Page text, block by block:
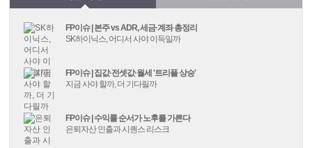
FP이슈 | 본주 vs ADR, 세금·계좌 총정리
SK하이닉스, 어디서 사야 이득일까
FP이슈 | 집값·전셋값·월세 '트리플 상승'
지금 사야 할까, 더 기다릴까
FP이슈 | 수익률 순서가 노후를 가른다
은퇴자산 인출과 시퀀스 리스크